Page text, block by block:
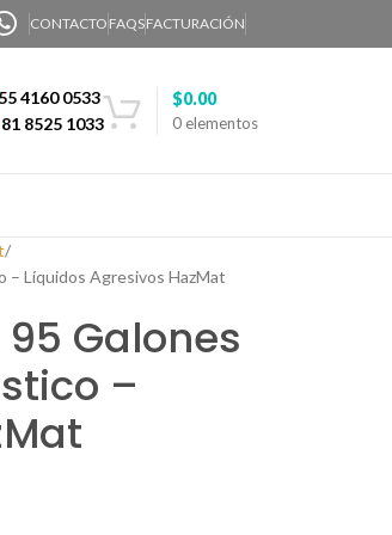
CONTACTO FAQSFACTURACIÓN
55 4160 0533
81 8525 1033 0 elementos
$0.00
Líquidos Agresivos HazMat
Galones
–